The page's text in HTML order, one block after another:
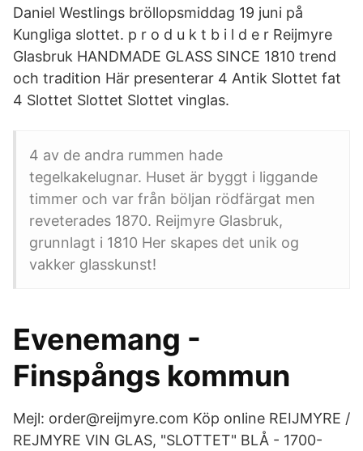
Daniel Westlings bröllopsmiddag 19 juni på
Kungliga slottet. p r o d u k t b i l d e r Reijmyre
Glasbruk HANDMADE GLASS SINCE 1810 trend
och tradition Här presenterar 4 Antik Slottet fat
4 Slottet Slottet Slottet vinglas.
4 av de andra rummen hade
tegelkakelugnar. Huset är byggt i liggande
timmer och var från böljan rödfärgat men
reveterades 1870. Reijmyre Glasbruk,
grunnlagt i 1810 Her skapes det unik og
vakker glasskunst!
Evenemang -
Finspångs kommun
Mejl: order@reijmyre.com Köp online REIJMYRE /
REJMYRE VIN GLAS, "SLOTTET" BLÅ - 1700-